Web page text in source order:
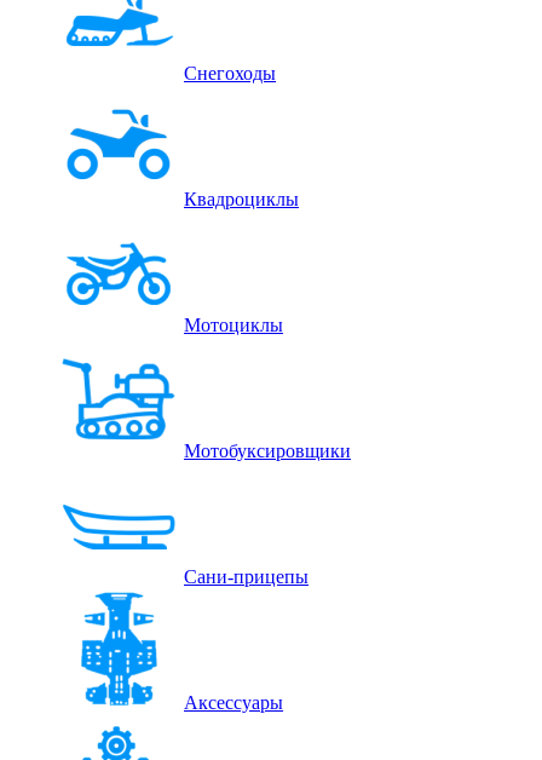
Снегоходы
Квадроциклы
Мотоциклы
Мотобуксировщики
Сани-прицепы
Аксессуары